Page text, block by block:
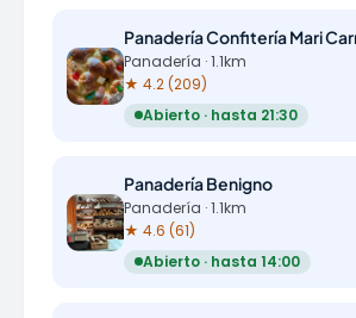
Panadería Confitería Mari
Panadería · 1.1km
★ 4.2 (209)
Abierto · hasta 21:30
Panadería Benigno
Panadería · 1.1km
★ 4.6 (61)
Abierto · hasta 14:00